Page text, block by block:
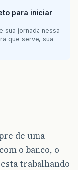
para iniciar
sua jornada nessa
que serve, sua
de uma
o banco, o
trabalhando